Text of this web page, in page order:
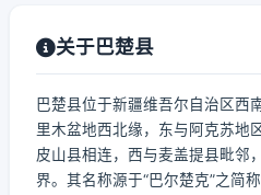
关于巴楚县
巴楚县位于新疆维吾尔自治区西
里木盆地西北缘，东与阿克苏地
皮山县相连，西与麦盖提县毗邻
界。其名称源于“巴尔楚克”之简